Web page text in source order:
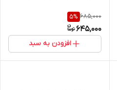
685,000
5%
645,000
افزودن به سبد